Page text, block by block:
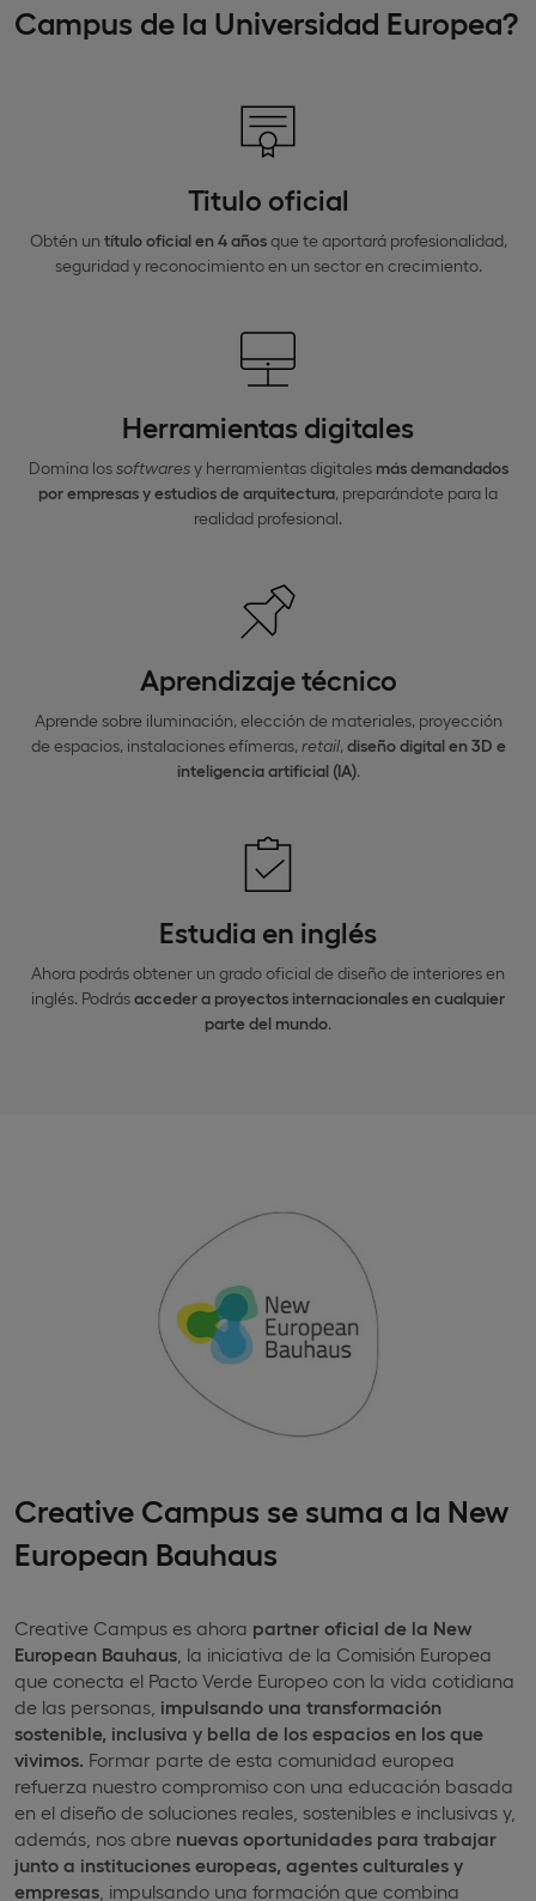
Campus de la Universidad Europea?
Titulo oficial
Obtén un título oficial en 4 añosque te aportará profesionalidad,
seguridad y reconocimiento en un sector en crecimiento.
Herramientas digitales
Domina lossoftwaresy herramientas digitales más demandados
por empresas y estudios de arquitectura, preparándote para la
realidad profesional.
Aprendizaje técnico
Aprende sobre iluminación, elección de materiales, proyección
de espacios, instalaciones efímeras,retail,diseño digital en 3D e
inteligencia artificial (IA).
Estudia en inglés
Ahora podrás obtener un grado oficial de diseño de interiores en
inglés. Podrásacceder a proyectos internacionales en cualquier
parte del mundo.
Creative Campus se suma a la New
European Bauhaus
Creative Campus es ahora partner oficial de la New
European Bauhaus , la iniciativa de la Comisión Europea
que conecta el Pacto Verde Europeo con la vida cotidiana
de las personas, impulsando una transformación
sostenible, inclusiva y bella de los espacios en los que
vivimos. Formar parte de esta comunidad europea
refuerza nuestro compromiso con una educación basada
en el diseño de soluciones reales, sostenibles e inclusivas y,
además, nos abre nuevas oportunidades para trabajar
junto a instituciones europeas, agentes culturales y
empresas , impulsando una formación que combina